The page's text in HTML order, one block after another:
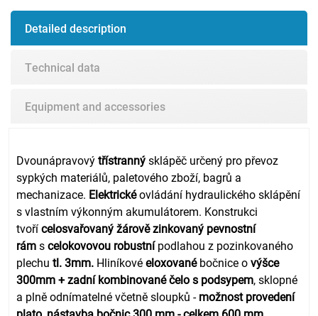
Detailed description
Technical data
Equipment and accessories
Dvounápravovýtřístrannýsklápěč určený pro převoz
sypkých materiálů, paletového zboží, bagrů a
mechanizace. Elektrickéovládání hydraulického sklápění
s vlastním výkonným akumulátorem. Konstrukci
tvořícelosvařovaný žárově zinkovaný pevnostní
rámscelokovovou robustnípodlahou z pozinkovaného
plechu tl. 3mm. Hliníkovéeloxovanébočnice ovýšce
300mm + zadní kombinované čelo s podsypem, sklopné
a plně odnímatelné včetně sloupků -možnost provedení